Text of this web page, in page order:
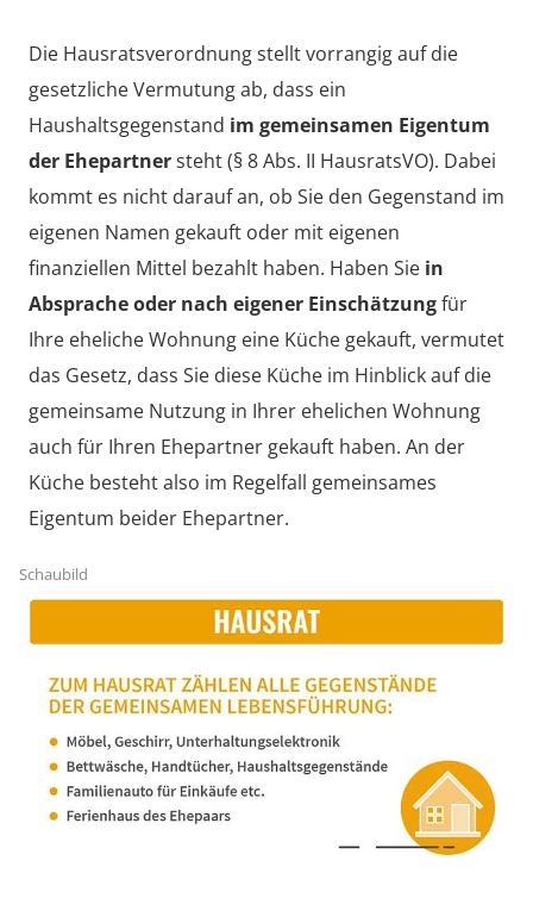
Schaubild
Die Hausratsverordnung stellt vorrangig auf die
gesetzliche Vermutung ab, dass ein
Haushaltsgegenstand im gemeinsamen Eigentum
der Ehepartnersteht (§ 8 Abs. II HausratsVO). Dabei
kommt es nicht darauf an, ob Sie den Gegenstand im
eigenen Namen gekauft oder mit eigenen
finanziellen Mittel bezahlt haben. Haben Sie in
Absprache oder nach eigener Einschätzungfür
Ihre eheliche Wohnung eine Küche gekauft, vermutet
das Gesetz, dass Sie diese Küche im Hinblick auf die
gemeinsame Nutzung in Ihrer ehelichen Wohnung
auch für Ihren Ehepartner gekauft haben. An der
Küche besteht also im Regelfall gemeinsames
Eigentum beider Ehepartner.